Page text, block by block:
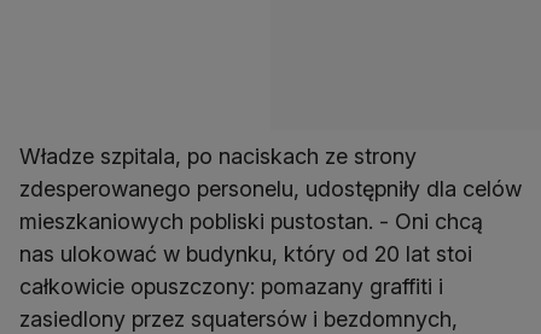
Władze szpitala, po naciskach ze strony
zdesperowanego personelu, udostępniły dla celów
mieszkaniowych pobliski pustostan. - Oni chcą
nas ulokować w budynku, który od 20 lat stoi
całkowicie opuszczony: pomazany graffiti i
zasiedlony przez squatersów i bezdomnych,